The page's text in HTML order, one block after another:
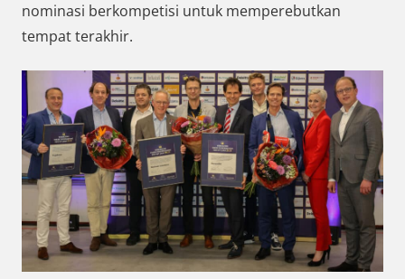
nominasi berkompetisi untuk memperebutkan
tempat terakhir.